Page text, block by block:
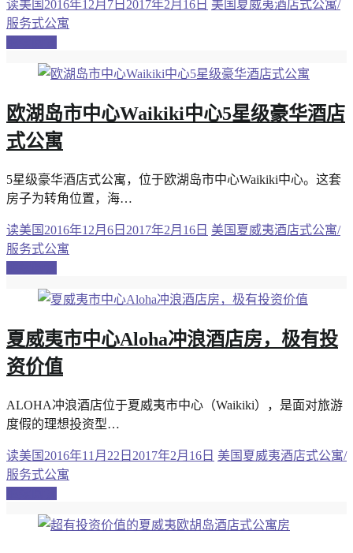
读美国 2016年12月7日 2017年2月16日 美国夏威夷酒店式公寓/
服务式公寓
欧湖岛市中心Waikiki中心5星级豪华酒店
式公寓
5星级豪华酒店式公寓，位于欧湖岛市中心Waikiki中心。这套
房子为转角位置，海…
读美国 2016年12月6日 2017年2月16日 美国夏威夷酒店式公寓/
服务式公寓
夏威夷市中心Aloha冲浪酒店房，极有投
资价值
ALOHA冲浪酒店位于夏威夷市中心（Waikiki），是面对旅游
度假的理想投资型…
读美国 2016年11月22日 2017年2月16日 美国夏威夷酒店式公寓/
服务式公寓